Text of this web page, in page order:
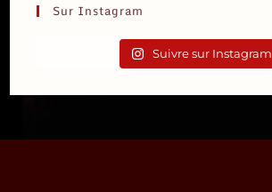
Sur Instagram
Suivre sur Instagram